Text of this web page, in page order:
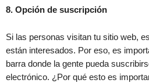
8. Opción de suscripción
Si las personas visitan tu sitio web,
están interesados. Por eso, es
barra donde la gente pueda
electrónico. ¿Por qué esto es